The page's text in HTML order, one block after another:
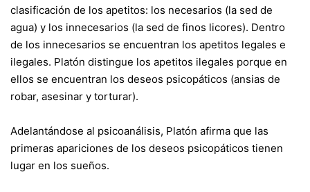
clasificación de los apetitos: los necesarios (la sed de
agua) y los innecesarios (la sed de finos licores). Dentro
de los innecesarios se encuentran los apetitos legales e
ilegales. Platón distingue los apetitos ilegales porque en
ellos se encuentran los deseos psicopáticos (ansias de
robar, asesinar y torturar).
Adelantándose al psicoanálisis, Platón afirma que las
primeras apariciones de los deseos psicopáticos tienen
lugar en los sueños.